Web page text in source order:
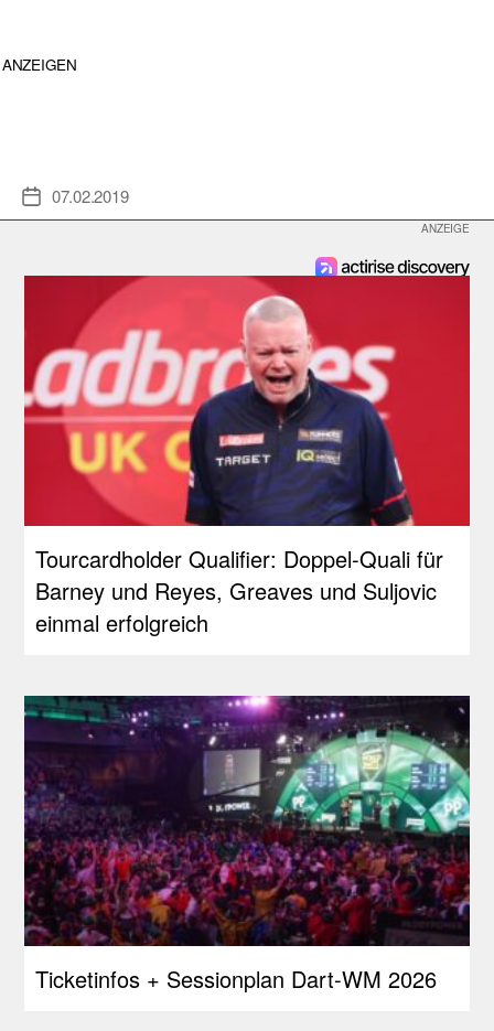
ANZEIGEN
Veröffentlichungsdatum
07.02.2019
Tourcardholder Qualifier: Doppel-Quali für
Barney und Reyes, Greaves und Suljovic
einmal erfolgreich
Ticketinfos + Sessionplan Dart-WM 2026